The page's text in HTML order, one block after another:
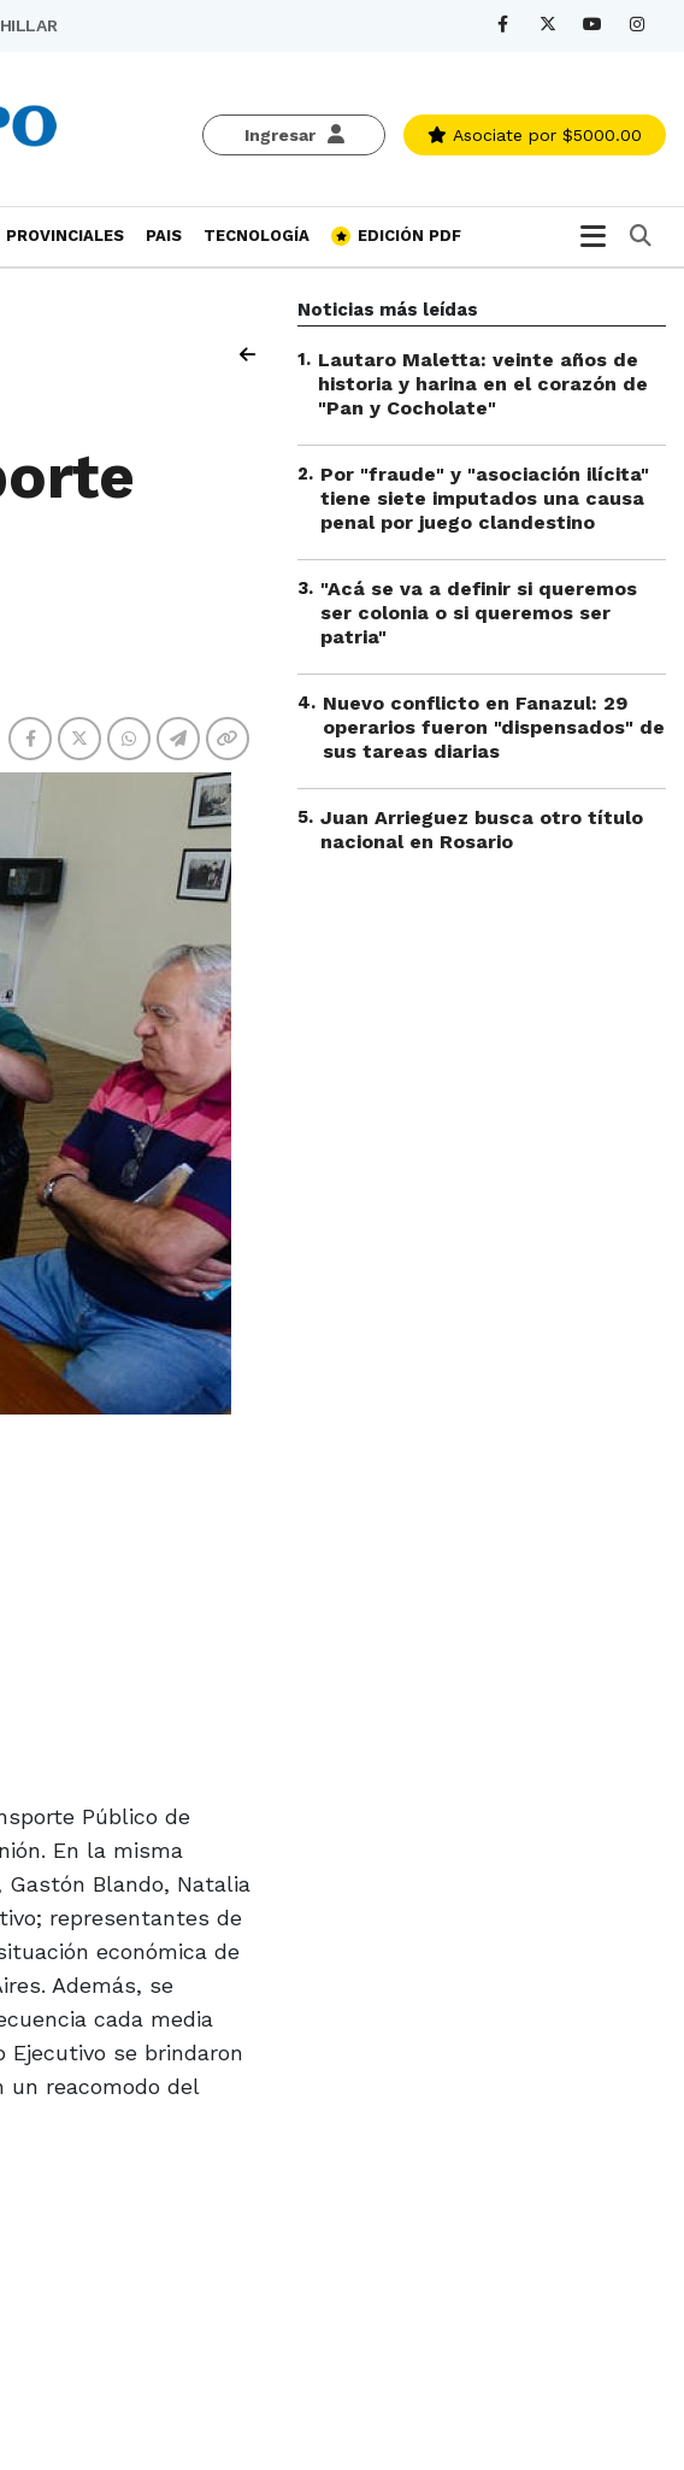
Ingresar Asociate por $5000.00
PROVINCIALES PAIS TECNOLOGÍA EDICIÓN PDF
Público de
En la misma
Blando, Natalia
representantes de
económica de
Además, se
cada media
se brindaron
reacomodo del
Noticias más leídas
1. Lautaro Maletta: veinte años de
historia y harina en el corazón de
"Pan y Cocholate"
2. Por "fraude" y "asociación ilícita"
tiene siete imputados una causa
penal por juego clandestino
3. "Acá se va a definir si queremos
ser colonia o si queremos ser
patria"
4. Nuevo conflicto en Fanazul: 29
operarios fueron "dispensados" de
sus tareas diarias
5. Juan Arrieguez busca otro título
nacional en Rosario